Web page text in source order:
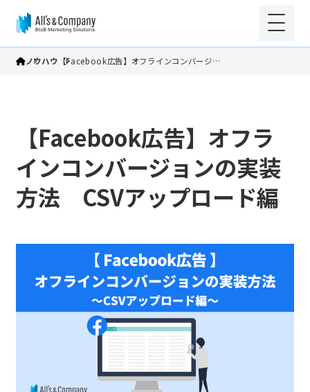
ノウハウ 【Facebook広告】オフラインコンバージ…
【Facebook広告】オフラ
インコンバージョンの実装
方法 CSVアップロード編